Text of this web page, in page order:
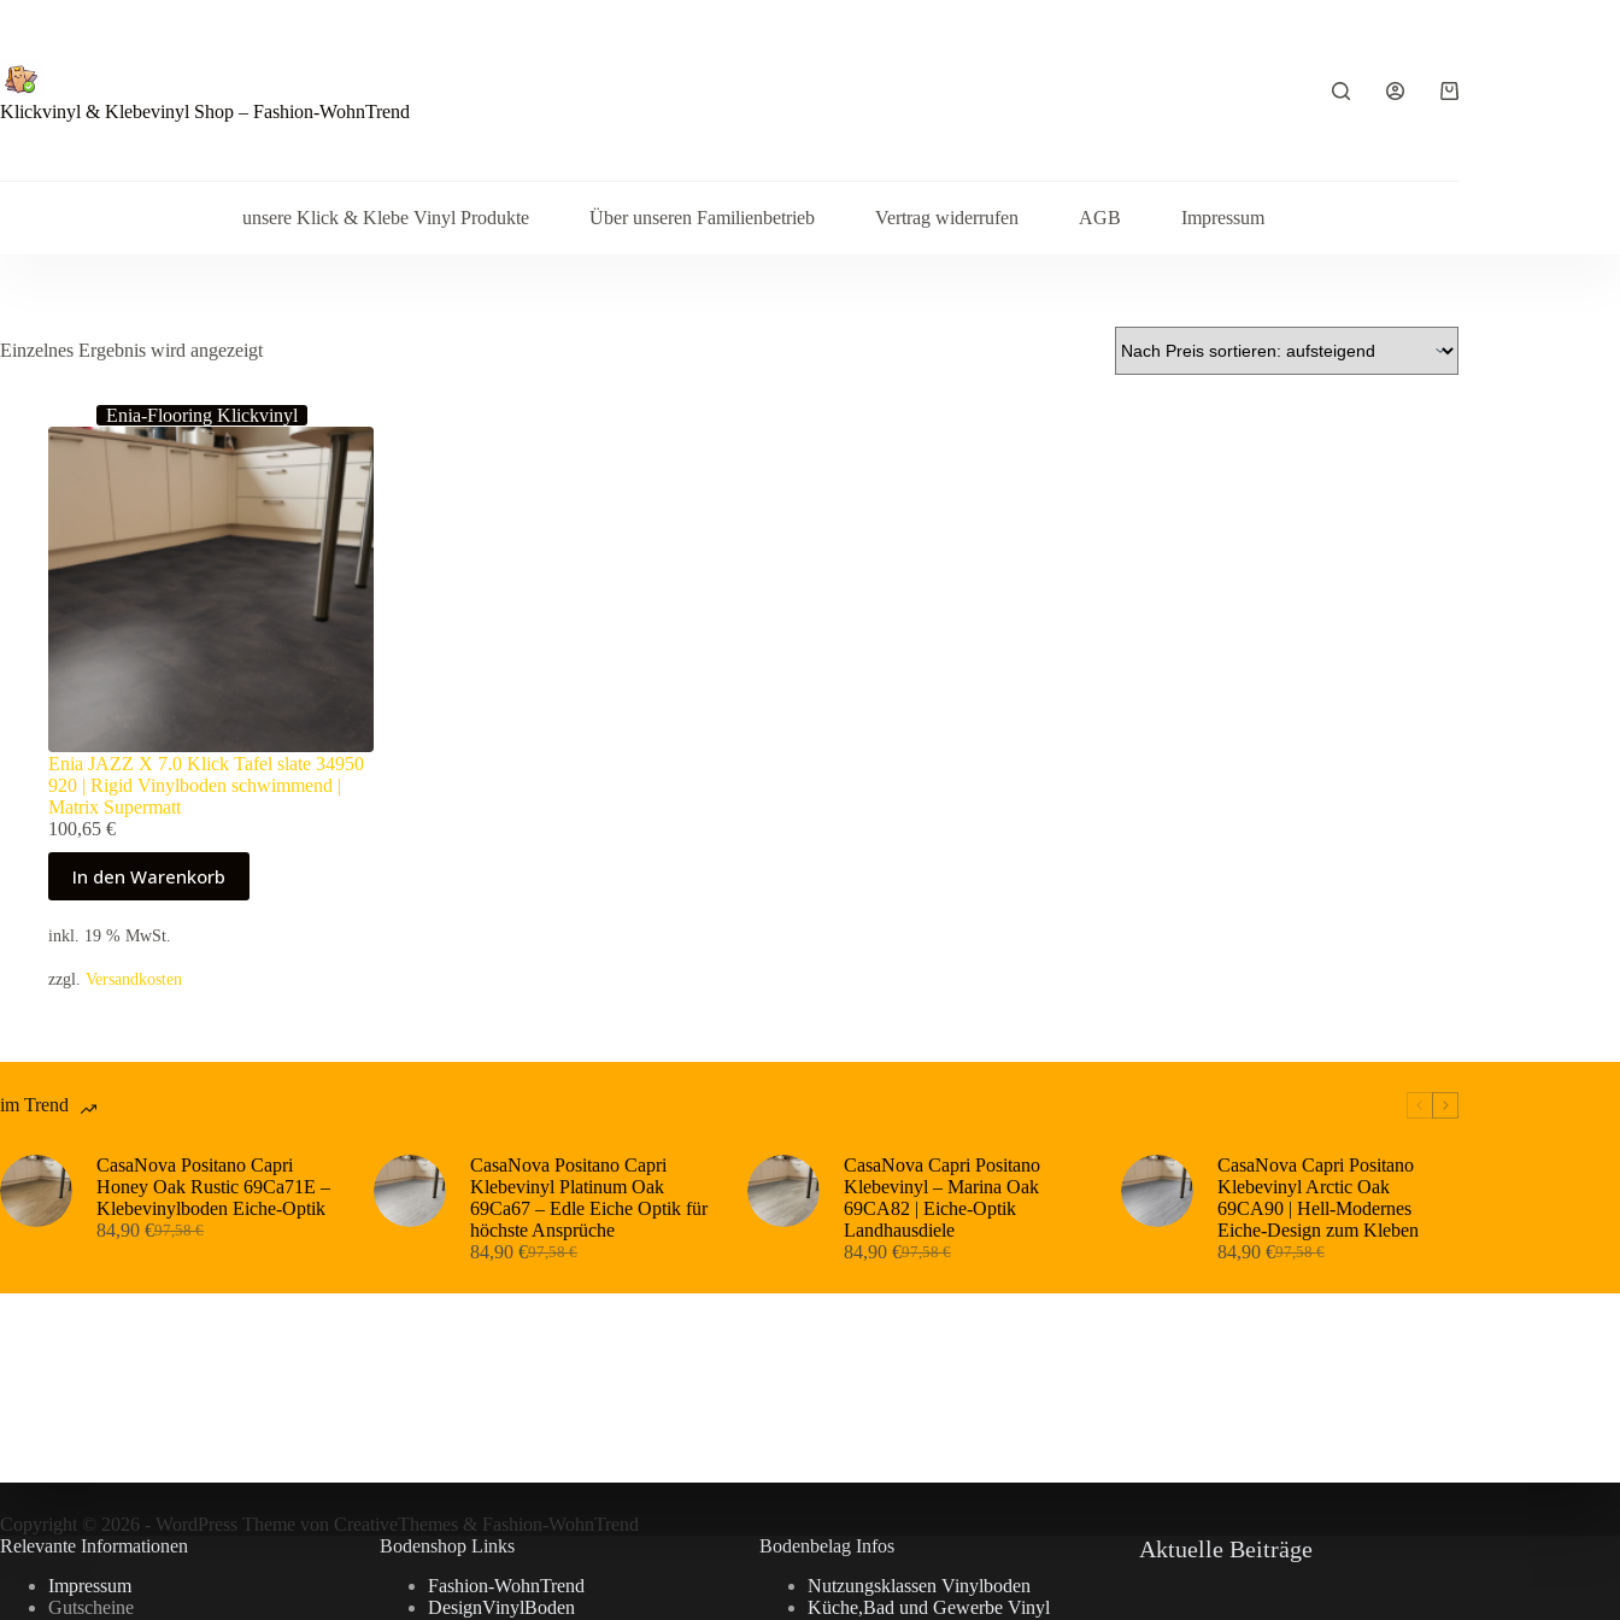
Klickvinyl & Klebevinyl Shop – Fashion-WohnTrend
Warenkorb
unsere Klick & Klebe Vinyl Produkte Über unseren Familienbetrieb Vertrag widerrufen AGB Impressum
Einzelnes Ergebnis wird angezeigt
Enia-Flooring Klickvinyl
Enia JAZZ X 7.0 Klick Tafel slate 34950
920 | Rigid Vinylboden schwimmend |
Matrix Supermatt
100,65 €
In den Warenkorb
inkl. 19 % MwSt.
zzgl. Versandkosten
im Trend
CasaNova Positano Capri
Honey Oak Rustic 69Ca71E –
Klebevinylboden Eiche-Optik
97,58€
Ursprünglicher
84,90 €Aktueller
CasaNova Positano Capri
Klebevinyl Platinum Oak
69Ca67 – Edle Eiche Optik für
höchste Ansprüche
97,58€
Ursprünglicher
84,90 €Aktueller
CasaNova Capri Positano
Klebevinyl – Marina Oak
69CA82 | Eiche-Optik
Landhausdiele
97,58€
Ursprünglicher
84,90 €Aktueller
CasaNova Capri Positano
Klebevinyl Arctic Oak
69CA90 | Hell-Modernes
Eiche-Design zum Kleben
97,58€
Ursprünglicher
84,90 €Aktueller
Copyright © 2026 - WordPress Theme von CreativeThemes & Fashion-WohnTrend
Relevante Informationen
Impressum
Gutscheine
Bodenshop Links
Fashion-WohnTrend
DesignVinylBoden
Bodenbelag Infos
Nutzungsklassen Vinylboden
Küche,Bad und Gewerbe Vinyl
Aktuelle Beiträge